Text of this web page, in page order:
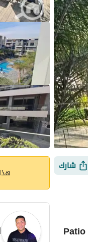
شارك
شقة جاهزة للسكن بفيو حمام سباحة فى باتيو كازا بجانب كليوباترا بالاس والجامعة البريطانية Patio